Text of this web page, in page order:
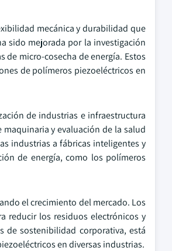
mecánica y durabilidad que
sido mejorada por la investigación
micro-cosecha de energía. Estos
de polímeros piezoeléctricos en
de industrias e infraestructura
y evaluación de la salud
industrias a fábricas inteligentes y
de energía, como los polímeros
el crecimiento del mercado. Los
reducir los residuos electrónicos y
de sostenibilidad corporativa, está
en diversas industrias.